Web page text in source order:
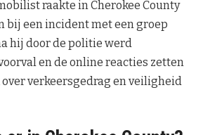
raakte in Cherokee County
bij een incident met een groep
hij door de politie werd
en de online reacties zetten
verkeersgedrag en veiligheid